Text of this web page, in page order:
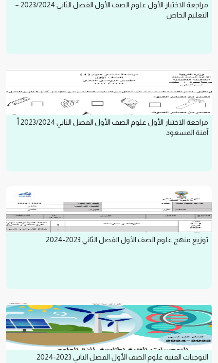
مراجعة الاختبار الأول علوم الصف الأول الفصل الثاني 2023/2024 –
التعليم الخاص
مراجعة الاختبار الأول علوم الصف الأول الفصل الثاني 2023/2024 أ
آمنة المسعود
توزيع منهج علوم الصف الأول الفصل الثاني 2023-2024
التوجيات الفنية علوم الصف الأول الفصل الثاني 2023-2024